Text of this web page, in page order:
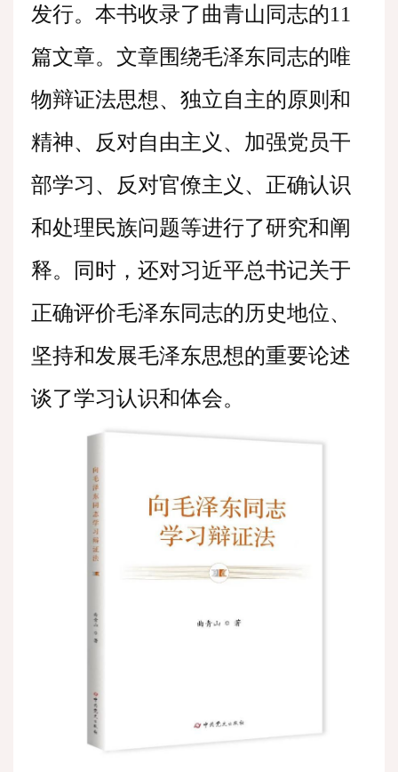
发行。本书收录了曲青山同志的11
篇文章。文章围绕毛泽东同志的唯
物辩证法思想、独立自主的原则和
精神、反对自由主义、加强党员干
部学习、反对官僚主义、正确认识
和处理民族问题等进行了研究和阐
释。同时，还对习近平总书记关于
正确评价毛泽东同志的历史地位、
坚持和发展毛泽东思想的重要论述
谈了学习认识和体会。